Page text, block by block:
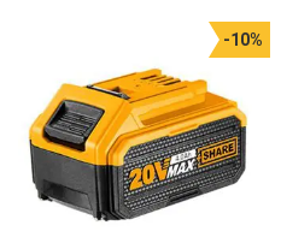
-10%